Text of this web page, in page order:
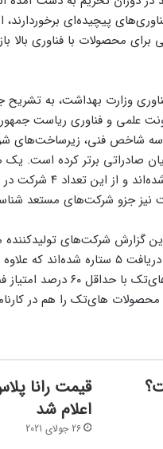
پیچیده‌ای
برای محصولات با فناوری بالا
وزارت بهداشت، به تشریح
علمی و فناوری ریاست
سه شاخص فنی، زیرساخت‌های
گزارش شرکت‌های
صادراتی قوی و بازارهای ثابت خارجی موفق
۸۰ درصد از مجموع
های‌تک را هم در
اعلام شد
26 جولای 2021